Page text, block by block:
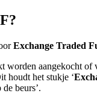
Exchange Traded
worden aangekocht of
houdt het stukje ‘
beurs’.